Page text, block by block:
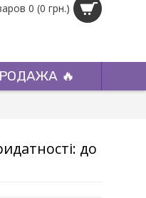
0 (0 грн.)
🔥
до